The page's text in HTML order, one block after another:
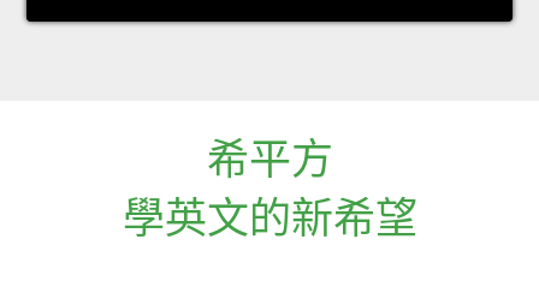
希平方
學英文的新希望